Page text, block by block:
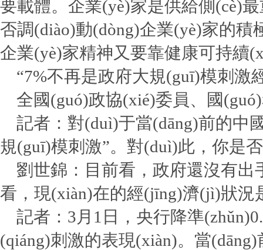
要載體。企業(yè)家是供給側(cè)
否調(diào)動(dòng)企業(yè)家的
企業(yè)家精神又要靠健康可持續
“7%不再是政府大規(guī)模刺激
全國(guó)政協(xié)委員、國
記者：對(duì)于當(dāng)前的中
規(guī)模刺激”。對(duì)此，你是
劉世錦：目前看，政府還沒有出
看，現(xiàn)在的經(jīng)濟(jì)狀況
記者：3月1日，央行降準
(qiáng)刺激的表現(xiàn)。當